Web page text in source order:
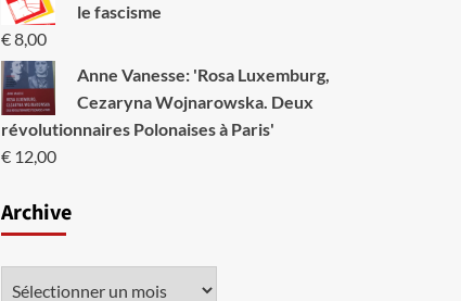
le fascisme
€8,00
Anne Vanesse: 'Rosa Luxemburg,
Cezaryna Wojnarowska. Deux
révolutionnaires Polonaises à Paris'
€12,00
Archive